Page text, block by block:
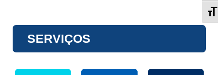
SERVIÇOS